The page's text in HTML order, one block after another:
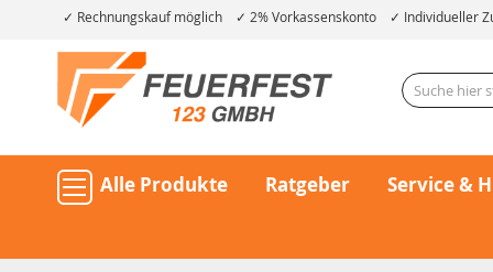
Rechnungskauf möglich 2% Vorkassenskonto Individueller
Alle Produkte Ratgeber Service &